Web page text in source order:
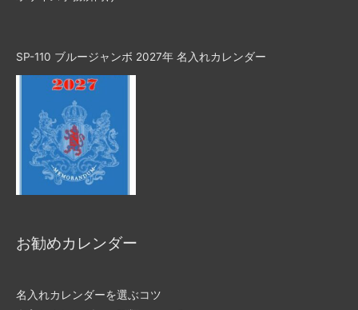
SP-110 ブルージャンボ 2027年 名入れカレンダー
お勧めカレンダー
名入れカレンダーを選ぶコツ